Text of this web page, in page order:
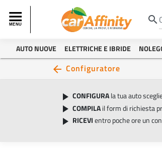
search
AUTO NUOVE ELETTRICHE E IBRIDE
arrow_back Configuratore
play_arrow CONFIGURA la tua auto
play_arrow COMPILA il form di richiesta
play_arrow RICEVI entro poche ore un